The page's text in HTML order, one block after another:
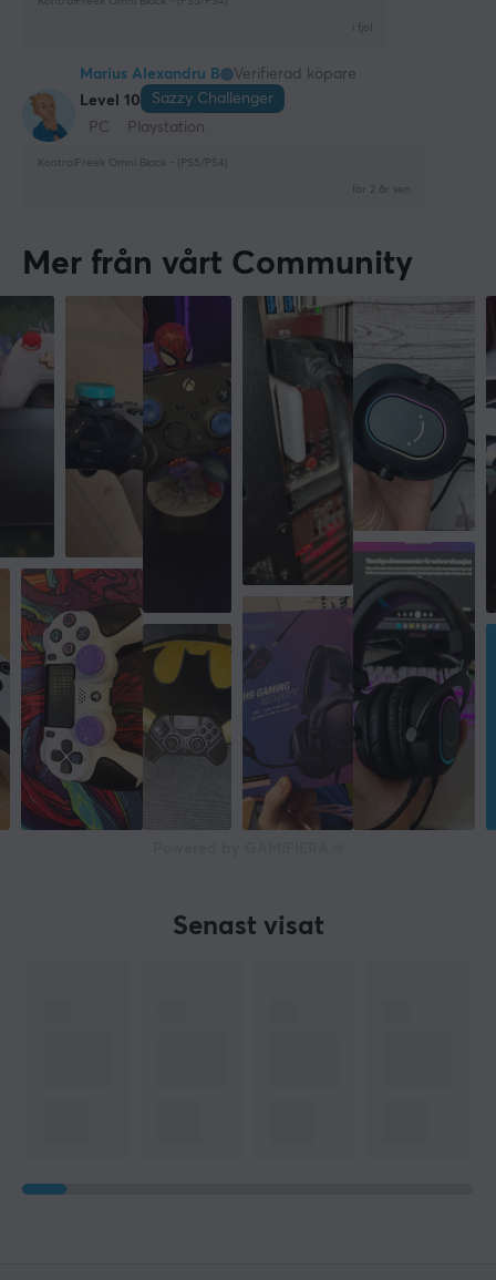
Marius Alexandru B
Verifierad köpare
Level 10
Sazzy Challenger
PC
Playstation
KontrolFreek Omni Black - (PS5/PS4)
för 2 år sen
Mer från vårt Community
Senast visat